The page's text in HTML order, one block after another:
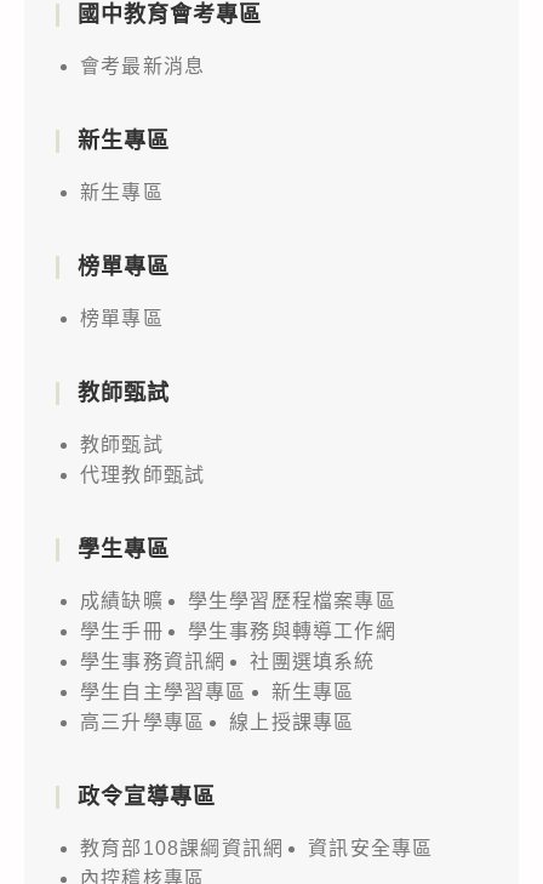
國中教育會考專區
會考最新消息
新生專區
新生專區
榜單專區
榜單專區
教師甄試
教師甄試
代理教師甄試
學生專區
成績缺曠
學生學習歷程檔案專區
學生手冊
學生事務與轉導工作網
學生事務資訊網
社團選填系統
學生自主學習專區
新生專區
高三升學專區
線上授課專區
政令宣導專區
教育部108課綱資訊網
資訊安全專區
內控稽核專區